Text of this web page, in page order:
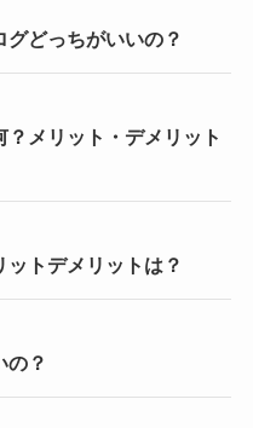
どっちがいいの？
メリット・デメリット
トデメリットは？
の？